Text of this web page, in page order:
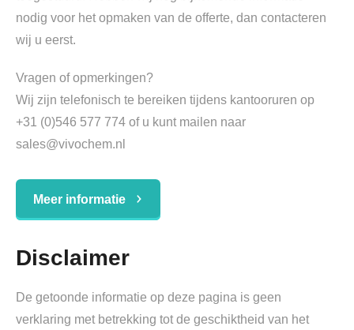
nodig voor het opmaken van de offerte, dan contacteren
wij u eerst.
Vragen of opmerkingen?
Wij zijn telefonisch te bereiken tijdens kantooruren op
+31 (0)546 577 774 of u kunt mailen naar
sales@vivochem.nl
Meer informatie
Disclaimer
De getoonde informatie op deze pagina is geen
verklaring met betrekking tot de geschiktheid van het